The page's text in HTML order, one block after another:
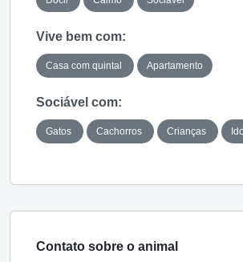
Vive bem com:
Casa com quintal Apartamento
Sociável com:
Gatos Cachorros Crianças
Contato sobre o animal